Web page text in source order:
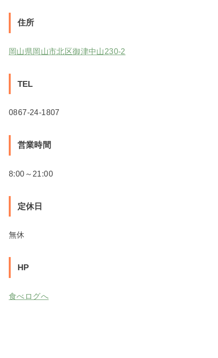
住所
岡山県岡山市北区御津中山230-2
TEL
0867-24-1807
営業時間
8:00～21:00
定休日
無休
HP
食べログへ